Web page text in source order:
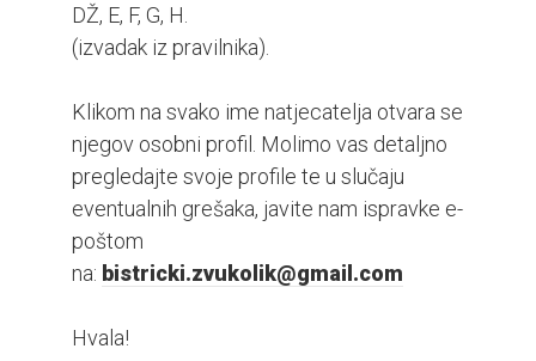
DŽ, E, F, G, H.
(izvadak iz pravilnika).
Klikom na svako ime natjecatelja otvara se
njegov osobni profil. Molimo vas detaljno
pregledajte svoje profile te u slučaju
eventualnih grešaka, javite nam ispravke e-
poštom
na: bistricki.zvukolik@gmail.com
Hvala!